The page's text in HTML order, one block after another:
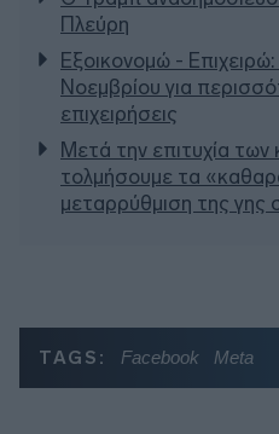
Πλεύρη
Εξοικονομώ -
Νοεμβρίου για
επιχειρήσεις
Μετά την επιτυχία
τολμήσουμε τα
μεταρρύθμιση της γης
TAGS: Facebook Meta